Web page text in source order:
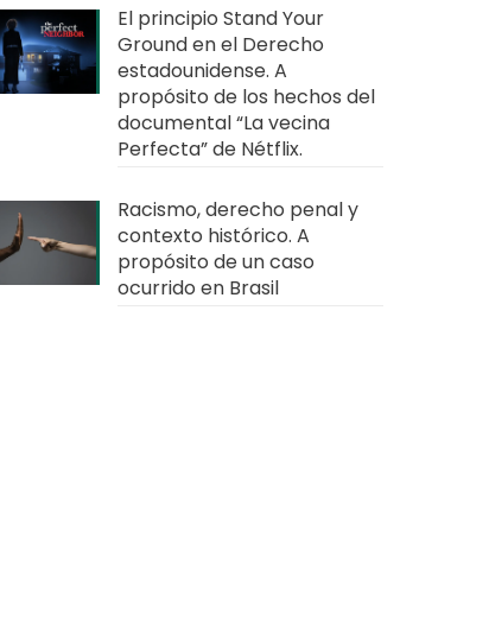
El principio Stand Your
Ground en el Derecho
estadounidense. A
propósito de los hechos del
documental “La vecina
Perfecta” de Nétflix.
Racismo, derecho penal y
contexto histórico. A
propósito de un caso
ocurrido en Brasil